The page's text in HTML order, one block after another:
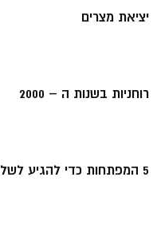
יציאת מצרים
רוחניות בשנות ה – 2000
5 המפתחות כדי להגיע לשלמות